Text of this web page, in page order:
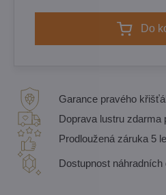
Do
Garance pravého
Doprava lustru zdarma
Prodloužená záruka 5
Dostupnost náhradních